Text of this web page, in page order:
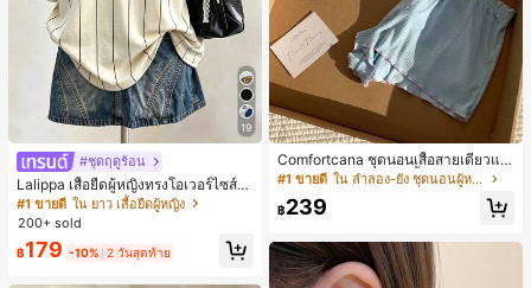
19
#ชุดฤดูร้อน
Lalippa เสื้อยืดผู้หญิงทรงโอเวอร์ไซส์ค
วามยาวกลาง คอกลม ไหล่ตก ลายพิมพ์
ตัวอักษรและลายทางแนวตั้ง สไตล์แฟชั่
นมินิมอล ของขวัญให้เพื่อน
#1 ขายดี ใน ยาว เสื้อยืดผู้หญิง
200+ sold
฿179 -10% 2 วันสุดท้าย
Comfortcana ชุดนอนเสื้อสายเดี่ยวแต่
งระบายและกางเกงขาสั้นสำหรับผู้หญิง
#1 ขายดี ใน ลำลอง-ยัง ชุดนอนผู้หญิง
฿239